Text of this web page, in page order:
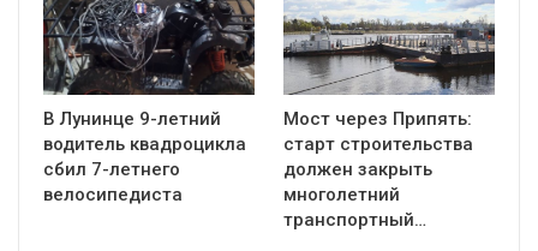
В Лунинце 9-летний
водитель квадроцикла
сбил 7-летнего
велосипедиста
Мост через Припять:
старт строительства
должен закрыть
многолетний
транспортный…